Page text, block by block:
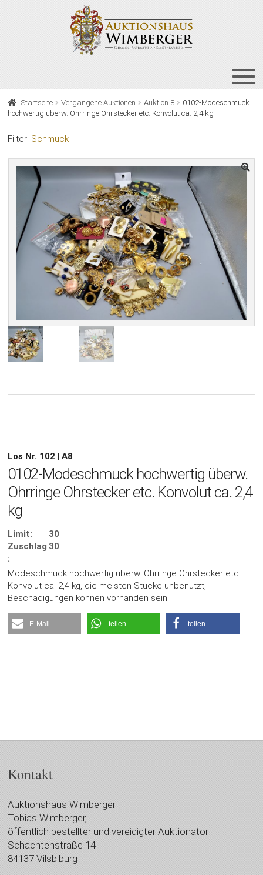
HOME
VERGANGENE AUKTIONEN
ÜBER UNS
KONTAKT
NEWSLETTER
Startseite Vergangene Auktionen Auktion 8
0102-Modeschmuck
hochwertig überw. Ohrringe Ohrstecker etc. Konvolut ca. 2,4 kg
Filter: Schmuck
Los Nr. 102 | A8
0102-Modeschmuck hochwertig überw.
Ohrringe Ohrstecker etc. Konvolut ca. 2,4
kg
Limit:
30
Zuschlag
:
30
Modeschmuck hochwertig überw. Ohrringe Ohrstecker etc.
Konvolut ca. 2,4 kg, die meisten Stücke unbenutzt,
Beschädigungen können vorhanden sein
E-Mail teilen teilen
Kontakt
Auktionshaus Wimberger
Tobias Wimberger,
öffentlich bestellter und vereidigter Auktionator
Schachtenstraße 14
84137 Vilsbiburg